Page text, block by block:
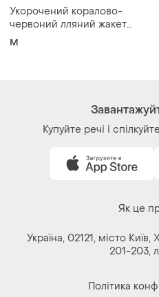
Укорочений коралово-
червоний лляний жакет
(болеро) преміального
M
Купуйте речі і
Як це
Україна, 02121, місто
201-203,
Політика